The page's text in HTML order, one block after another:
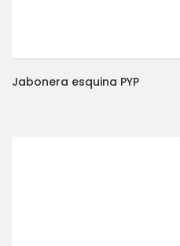
Jabonera esquina PYP